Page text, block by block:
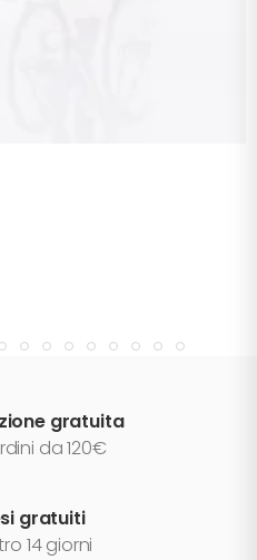
gratuita
da 120€
gratuiti
14 giorni